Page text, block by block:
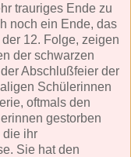
trauriges Ende zu
noch ein Ende, das
12. Folge, zeigen
der schwarzen
Abschlußfeier der
Schülerinnen
oftmals den
gestorben
die ihr
Sie hat den